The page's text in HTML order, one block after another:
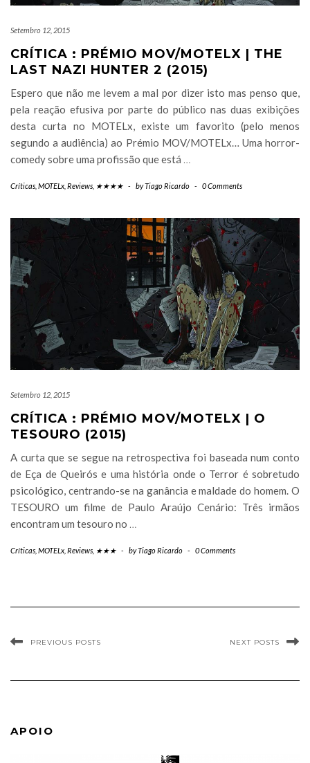
Setembro 12, 2015
CRÍTICA : PRÉMIO MOV/MOTELX | THE
LAST NAZI HUNTER 2 (2015)
Espero que não me levem a mal por dizer isto mas penso que,
pela reação efusiva por parte do público nas duas exibições
desta curta no MOTELx, existe um favorito (pelo menos
segundo a audiência) ao Prémio MOV/MOTELx… Uma horror-
comedy sobre uma profissão que está …
Críticas MOTELx Reviews ★★★★ - byTiago Ricardo - 0 Comments
Setembro 12, 2015
CRÍTICA : PRÉMIO MOV/MOTELX | O
TESOURO (2015)
A curta que se segue na retrospectiva foi baseada num conto
de Eça de Queirós e uma história onde o Terror é sobretudo
psicológico, centrando-se na ganância e maldade do homem. O
TESOURO um filme de Paulo Araújo Cenário: Três irmãos
encontram um tesouro no …
Críticas MOTELx Reviews ★★★ - byTiago Ricardo - 0 Comments
PREVIOUS POSTS NEXT POSTS
APOIO